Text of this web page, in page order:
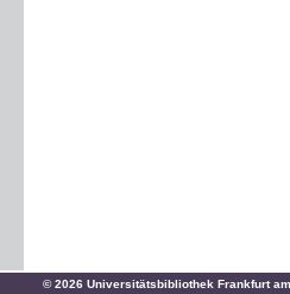
© 2026 Universitätsbibliothek Frankfurt